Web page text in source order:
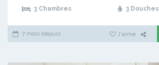
3 Chambres 3 Douches
7 mois depuis J'aime